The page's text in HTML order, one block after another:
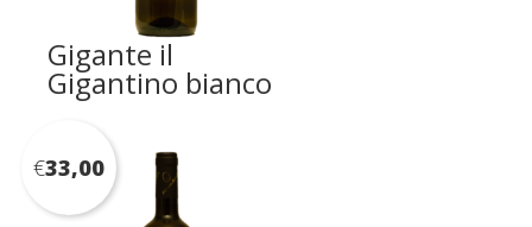
Gigante il
Gigantino bianco
€33,00